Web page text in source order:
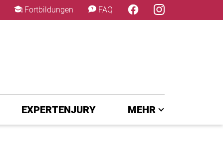
Fortbildungen FAQ
EXPERTENJURY MEHR
×